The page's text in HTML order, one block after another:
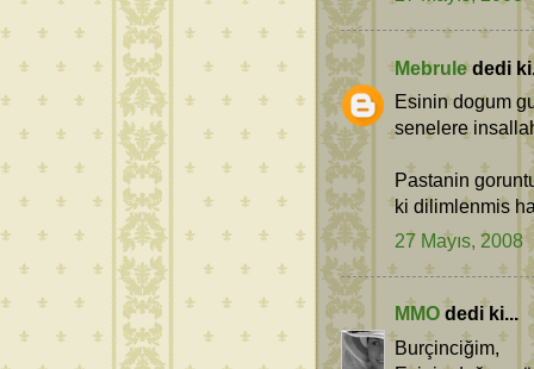
Mebrulededi
Esinin dogum
senelere
Pastanin
ki dilimlenmis
27 Mayıs, 2008
MMO dedi ki...
Burçinciğim,